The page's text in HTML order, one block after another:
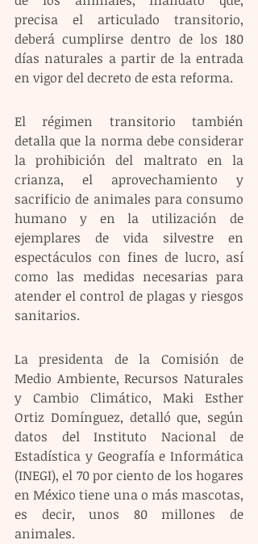
precisa el articulado transitorio,
deberá cumplirse dentro de los 180
días naturales a partir de la entrada
en vigor del decreto de esta reforma.
El régimen transitorio también
detalla que la norma debe considerar
la prohibición del maltrato en la
crianza, el aprovechamiento y
sacrificio de animales para consumo
humano y en la utilización de
ejemplares de vida silvestre en
espectáculos con fines de lucro, así
como las medidas necesarias para
atender el control de plagas y riesgos
sanitarios.
La presidenta de la Comisión de
Medio Ambiente, Recursos Naturales
y Cambio Climático, Maki Esther
Ortiz Domínguez, detalló que, según
datos del Instituto Nacional de
Estadística y Geografía e Informática
(INEGI), el 70 por ciento de los hogares
en México tiene una o más mascotas,
es decir, unos 80 millones de
animales.